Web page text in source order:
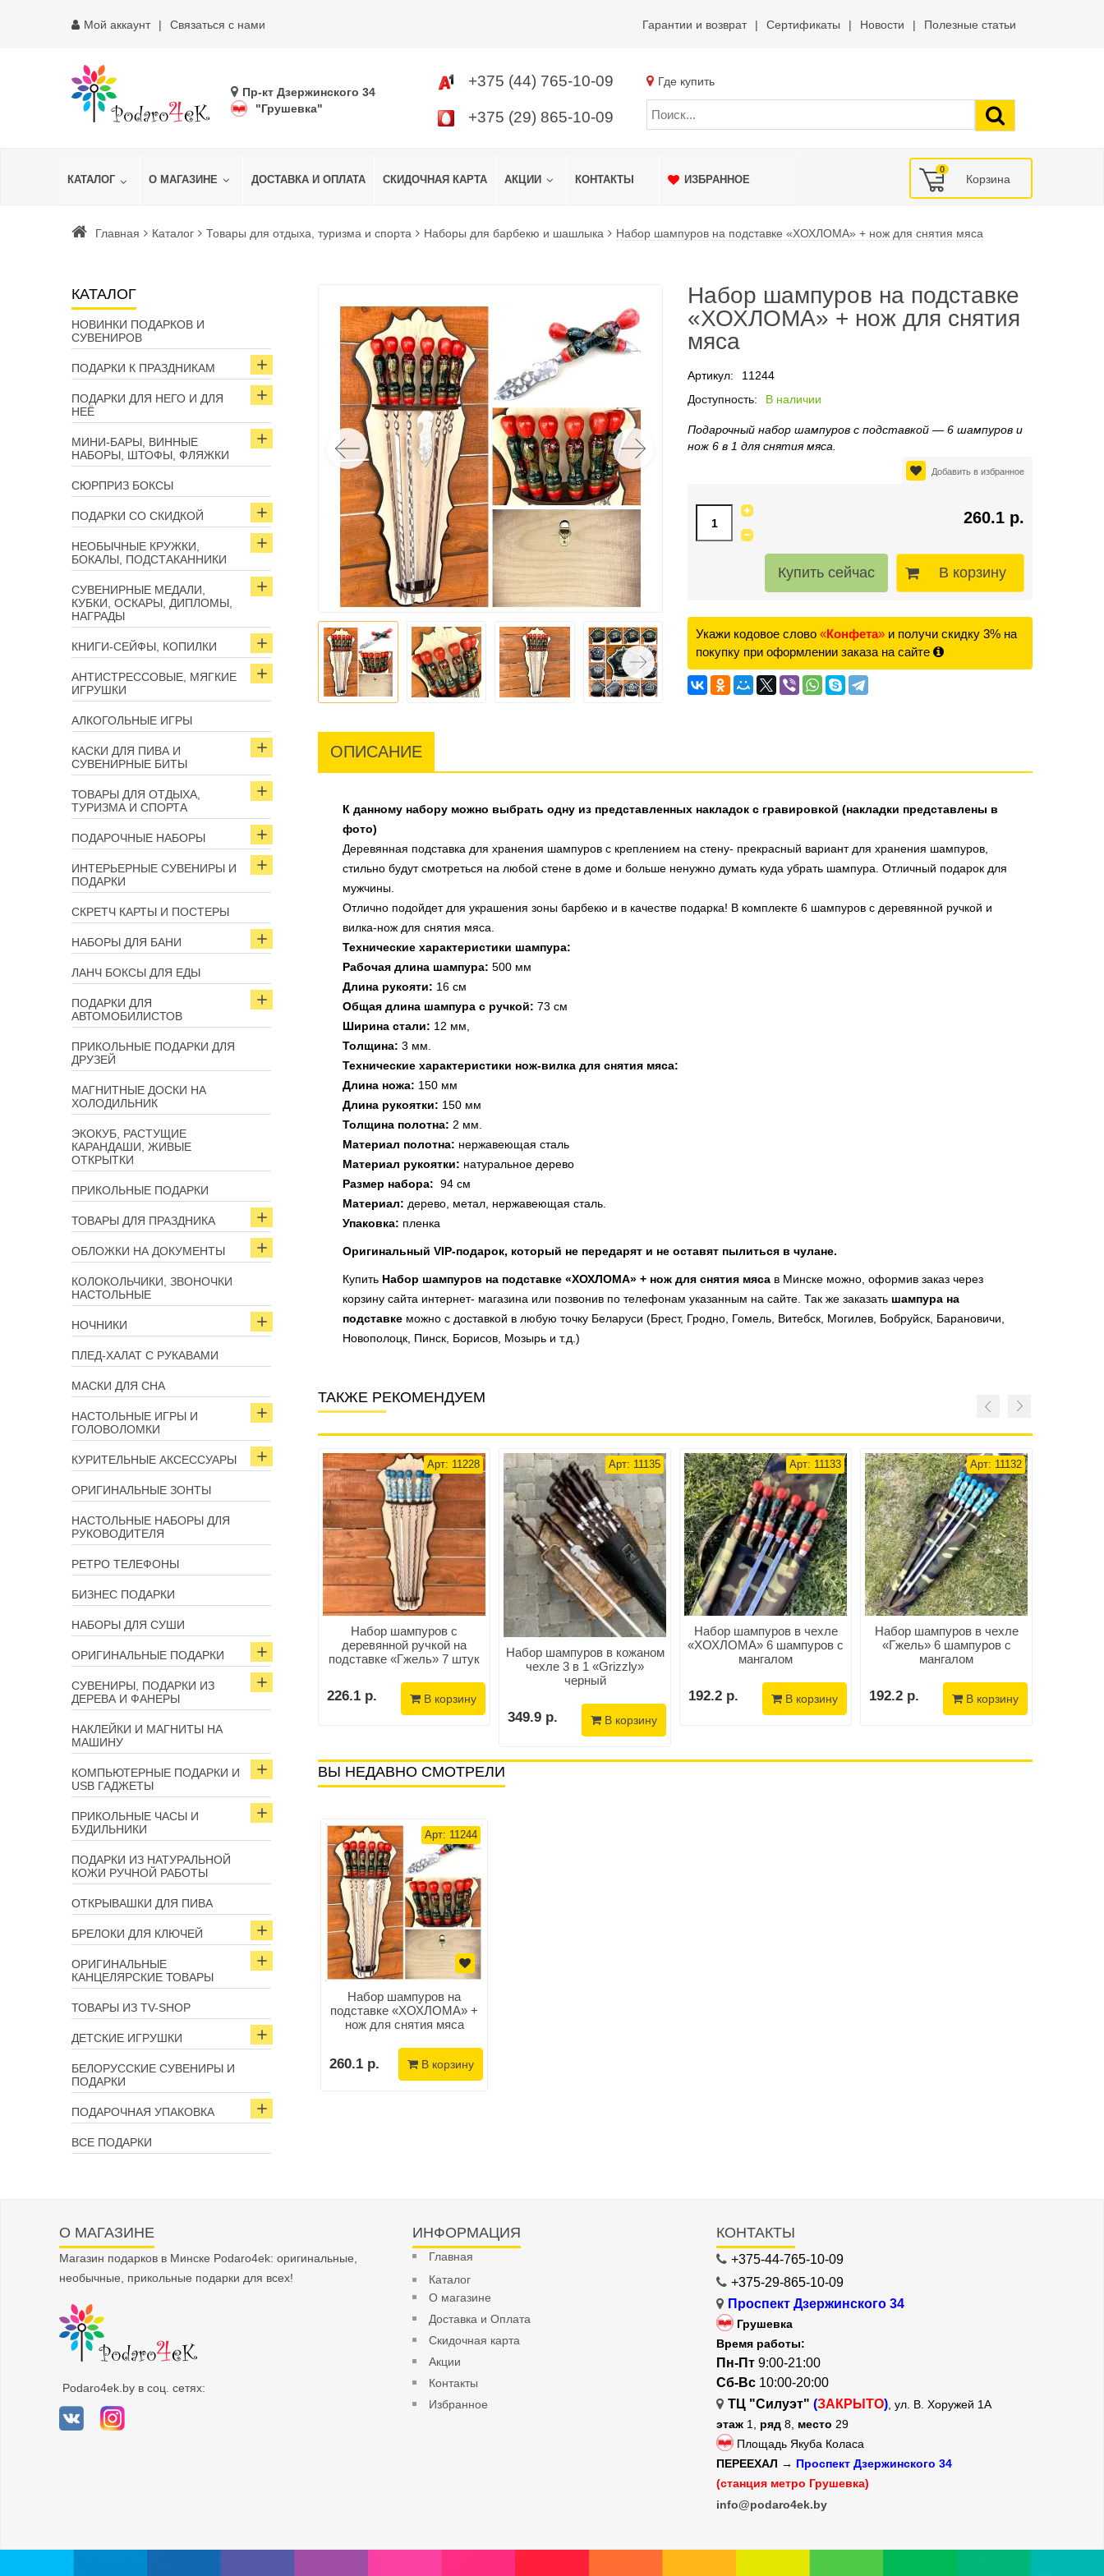
Мой аккаунт Связаться с нами Гарантии и возврат Сертификаты Новости Полезные статьи
Пр-кт Дзержинского 34
"Грушевка"
+375 (44) 765-10-09
+375 (29) 865-10-09
Где купить
КАТАЛОГ О МАГАЗИНЕ ДОСТАВКА И ОПЛАТА СКИДОЧНАЯ КАРТА АКЦИИ КОНТАКТЫ ИЗБРАННОЕ
0
Главная Каталог Товары для отдыха, туризма и спорта Наборы для барбекю и шашлыка Набор шампуров на подставке «ХОХЛОМА» + нож для снятия мяса
КАТАЛОГ
НОВИНКИ ПОДАРКОВ И
СУВЕНИРОВ
ПОДАРКИ К ПРАЗДНИКАМ
ПОДАРКИ ДЛЯ НЕГО И ДЛЯ
НЕЁ
МИНИ-БАРЫ, ВИННЫЕ
НАБОРЫ, ШТОФЫ, ФЛЯЖКИ
СЮРПРИЗ БОКСЫ
ПОДАРКИ СО СКИДКОЙ
НЕОБЫЧНЫЕ КРУЖКИ,
БОКАЛЫ, ПОДСТАКАННИКИ
СУВЕНИРНЫЕ МЕДАЛИ,
КУБКИ, ОСКАРЫ, ДИПЛОМЫ,
НАГРАДЫ
КНИГИ-СЕЙФЫ, КОПИЛКИ
АНТИСТРЕССОВЫЕ, МЯГКИЕ
ИГРУШКИ
АЛКОГОЛЬНЫЕ ИГРЫ
КАСКИ ДЛЯ ПИВА И
СУВЕНИРНЫЕ БИТЫ
ТОВАРЫ ДЛЯ ОТДЫХА,
ТУРИЗМА И СПОРТА
ПОДАРОЧНЫЕ НАБОРЫ
ИНТЕРЬЕРНЫЕ СУВЕНИРЫ И
ПОДАРКИ
СКРЕТЧ КАРТЫ И ПОСТЕРЫ
НАБОРЫ ДЛЯ БАНИ
ЛАНЧ БОКСЫ ДЛЯ ЕДЫ
ПОДАРКИ ДЛЯ
АВТОМОБИЛИСТОВ
ПРИКОЛЬНЫЕ ПОДАРКИ ДЛЯ
ДРУЗЕЙ
МАГНИТНЫЕ ДОСКИ НА
ХОЛОДИЛЬНИК
ЭКОКУБ, РАСТУЩИЕ
КАРАНДАШИ, ЖИВЫЕ
ОТКРЫТКИ
ПРИКОЛЬНЫЕ ПОДАРКИ
ТОВАРЫ ДЛЯ ПРАЗДНИКА
ОБЛОЖКИ НА ДОКУМЕНТЫ
КОЛОКОЛЬЧИКИ, ЗВОНОЧКИ
НАСТОЛЬНЫЕ
НОЧНИКИ
ПЛЕД-ХАЛАТ С РУКАВАМИ
МАСКИ ДЛЯ СНА
НАСТОЛЬНЫЕ ИГРЫ И
ГОЛОВОЛОМКИ
КУРИТЕЛЬНЫЕ АКСЕССУАРЫ
ОРИГИНАЛЬНЫЕ ЗОНТЫ
НАСТОЛЬНЫЕ НАБОРЫ ДЛЯ
РУКОВОДИТЕЛЯ
РЕТРО ТЕЛЕФОНЫ
БИЗНЕС ПОДАРКИ
НАБОРЫ ДЛЯ СУШИ
ОРИГИНАЛЬНЫЕ ПОДАРКИ
СУВЕНИРЫ, ПОДАРКИ ИЗ
ДЕРЕВА И ФАНЕРЫ
НАКЛЕЙКИ И МАГНИТЫ НА
МАШИНУ
КОМПЬЮТЕРНЫЕ ПОДАРКИ И
USB ГАДЖЕТЫ
ПРИКОЛЬНЫЕ ЧАСЫ И
БУДИЛЬНИКИ
ПОДАРКИ ИЗ НАТУРАЛЬНОЙ
КОЖИ РУЧНОЙ РАБОТЫ
ОТКРЫВАШКИ ДЛЯ ПИВА
БРЕЛОКИ ДЛЯ КЛЮЧЕЙ
ОРИГИНАЛЬНЫЕ
КАНЦЕЛЯРСКИЕ ТОВАРЫ
ТОВАРЫ ИЗ TV-SHOP
ДЕТСКИЕ ИГРУШКИ
БЕЛОРУССКИЕ СУВЕНИРЫ И
ПОДАРКИ
ПОДАРОЧНАЯ УПАКОВКА
ВСЕ ПОДАРКИ
Набор шампуров на подставке
«ХОХЛОМА» + нож для снятия
мяса
Артикул:
11244
Доступность:
В наличии
Подарочный набор шампуров с подставкой — 6 шампуров и
нож 6 в 1 для снятия мяса.
Добавить в избранное
260.1 р.
В корзину
Укажи кодовое слово «Конфета» и получи скидку 3% на
покупку при оформлении заказа на сайте
ОПИСАНИЕ
К данному набору можно выбрать одну из представленных накладок с гравировкой (накладки представлены в
фото)
Деревянная подставка для хранения шампуров с креплением на стену- прекрасный вариант для хранения шампуров,
стильно будут смотреться на любой стене в доме и больше ненужно думать куда убрать шампура. Отличный подарок для
мужчины.
Отлично подойдет для украшения зоны барбекю и в качестве подарка! В комплекте 6 шампуров с деревянной ручкой и
вилка-нож для снятия мяса.
Технические характеристики шампура:
Рабочая длина шампура: 500 мм
Длина рукояти: 16 см
Общая длина шампура с ручкой: 73 см
Ширина стали: 12 мм,
Толщина: 3 мм.
Технические характеристики нож-вилка для снятия мяса:
Длина ножа: 150 мм
Длина рукоятки: 150 мм
Толщина полотна: 2 мм.
Материал полотна: нержавеющая сталь
Материал рукоятки: натуральное дерево
Размер набора: 94 см
Материал: дерево, метал, нержавеющая сталь.
Упаковка: пленка
Оригинальный VIP-подарок, который не передарят и не оставят пылиться в чулане.
Купить Набор шампуров на подставке «ХОХЛОМА» + нож для снятия мяса в Минске можно, оформив заказ через
корзину сайта интернет- магазина или позвонив по телефонам указанным на сайте. Так же заказать шампура на
подставке можно с доставкой в любую точку Беларуси (Брест, Гродно, Гомель, Витебск, Могилев, Бобруйск, Барановичи,
Новополоцк, Пинск, Борисов, Мозырь и т.д.)
ТАКЖЕ РЕКОМЕНДУЕМ
Арт: 3095
для Виски в
В корзину
Арт: 3902
Мини - бар «Элит» 12
предметов
159.9 р.
Арт: 11228
Набор шампуров с
деревянной ручкой на
подставке «Гжель» 7 штук
226.1 р. В корзину
Арт: 11135
Набор шампуров в кожаном
чехле 3 в 1 «Grizzly»
черный
349.9 р. В корзину
Арт: 11133
Набор шампуров в чехле
«ХОХЛОМА» 6 шампуров с
мангалом
192.2 р. В корзину
Арт: 11132
Набор шампуров в чехле
«Гжель» 6 шампуров с
мангалом
192.2 р. В корзину
ВЫ НЕДАВНО СМОТРЕЛИ
Арт: 11244
Набор шампуров на
подставке «ХОХЛОМА» +
нож для снятия мяса
260.1 р. В корзину
О МАГАЗИНЕ
Магазин подарков в Минске Podaro4ek: оригинальные,
необычные, прикольные подарки для всех!
Podaro4ek.by в соц. сетях:
ИНФОРМАЦИЯ
Главная
Каталог
О магазине
Доставка и Оплата
Скидочная карта
Акции
Контакты
Избранное
КОНТАКТЫ
+375-44-765-10-09
+375-29-865-10-09
Проспект Дзержинского 34
Грушевка
Время работы:
Пн-Пт 9:00-21:00
Сб-Вс 10:00-20:00
ТЦ "Силуэт" (ЗАКРЫТО) , ул. В. Хоружей 1А
этаж 1, ряд 8, место 29
Площадь Якуба Коласа
ПЕРЕЕХАЛ → Проспект Дзержинского 34
(станция метро Грушевка)
info@podaro4ek.by